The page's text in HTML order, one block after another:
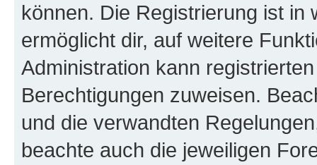
können. Die Registrierung ist in
ermöglicht dir, auf weitere
Administration kann
Berechtigungen zuweisen.
und die verwandten
beachte auch die jeweiligen